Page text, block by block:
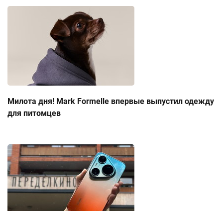
Милота дня! Mark Formelle впервые выпустил одежду
для питомцев